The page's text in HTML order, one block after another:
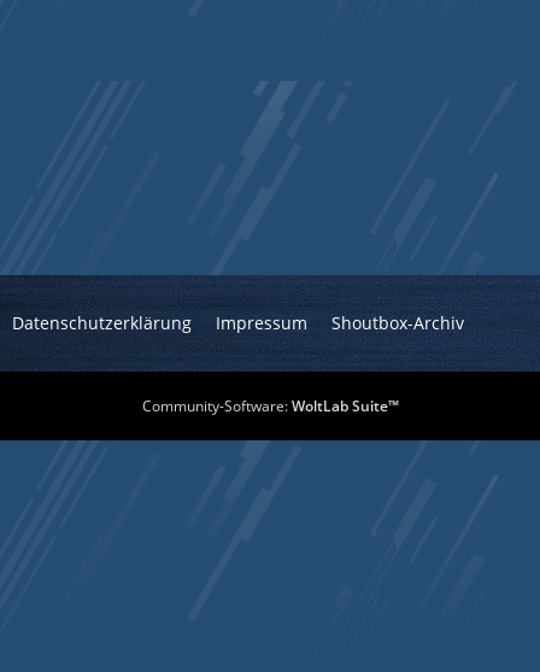
Datenschutzerklärung Impressum Shoutbox-Archiv
Community-Software:WoltLab Suite™